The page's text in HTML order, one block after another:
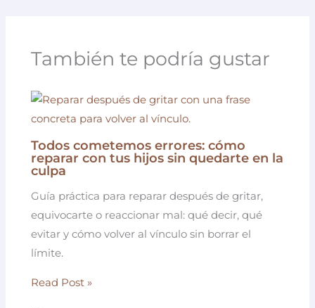
También te podría gustar
Todos cometemos errores: cómo
reparar con tus hijos sin quedarte en la
culpa
Guía práctica para reparar después de gritar,
equivocarte o reaccionar mal: qué decir, qué
evitar y cómo volver al vínculo sin borrar el
límite.
Read Post »